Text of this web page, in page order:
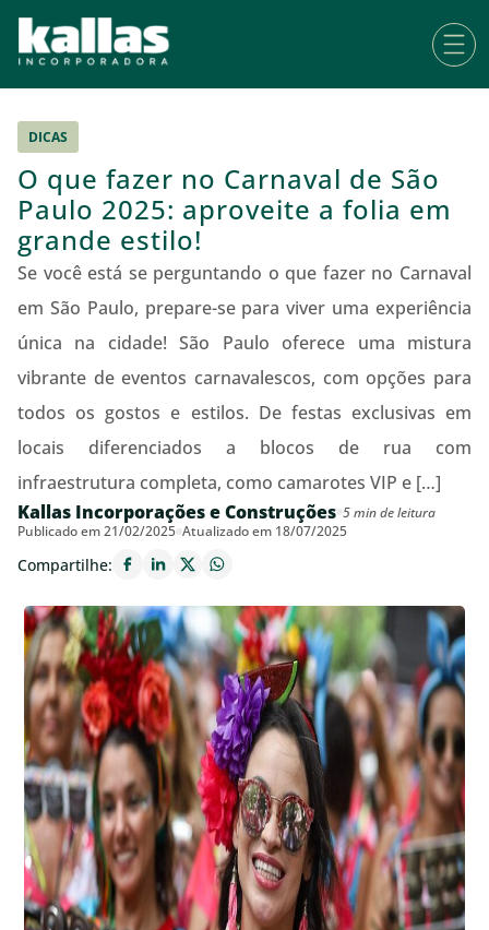
DICAS
O que fazer no Carnaval de São
Paulo 2025: aproveite a folia em
grande estilo!
Se você está se perguntando o que fazer no Carnaval
em São Paulo, prepare-se para viver uma experiência
única na cidade! São Paulo oferece uma mistura
vibrante de eventos carnavalescos, com opções para
todos os gostos e estilos. De festas exclusivas em
locais diferenciados a blocos de rua com
infraestrutura completa, como camarotes VIP e […]
Kallas Incorporações e Construções 5 min de leitura
Publicado em 21/02/2025 Atualizado em 18/07/2025
Compartilhe: